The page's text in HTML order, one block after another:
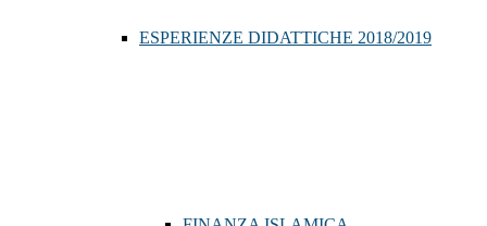
ESPERIENZE DIDATTICHE 2018/2019